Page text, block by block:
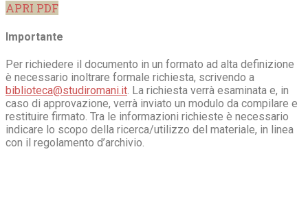
APRI PDF
Importante
Per richiedere il documento in un formato ad alta definizione
è necessario inoltrare formale richiesta, scrivendo a
biblioteca@studiromani.it. La richiesta verrà esaminata e, in
caso di approvazione, verrà inviato un modulo da compilare e
restituire firmato. Tra le informazioni richieste è necessario
indicare lo scopo della ricerca/utilizzo del materiale, in linea
con il regolamento d’archivio.